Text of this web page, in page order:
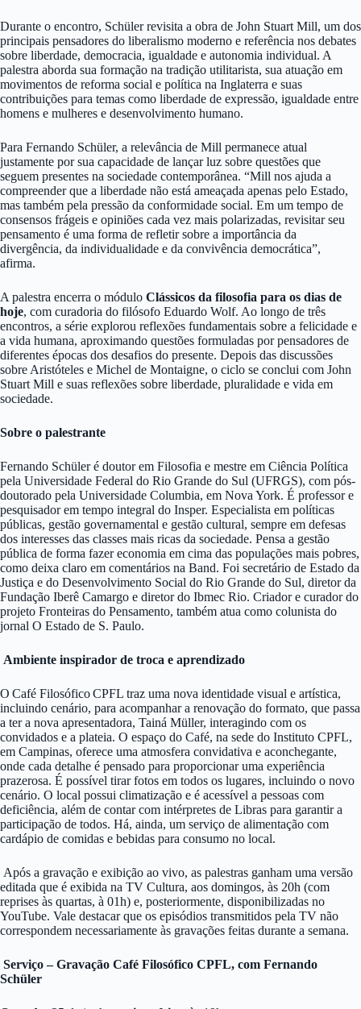
Durante o encontro, Schüler revisita a obra de John Stuart Mill, um dos
principais pensadores do liberalismo moderno e referência nos debates
sobre liberdade, democracia, igualdade e autonomia individual. A
palestra aborda sua formação na tradição utilitarista, sua atuação em
movimentos de reforma social e política na Inglaterra e suas
contribuições para temas como liberdade de expressão, igualdade entre
homens e mulheres e desenvolvimento humano.
Para Fernando Schüler, a relevância de Mill permanece atual
justamente por sua capacidade de lançar luz sobre questões que
seguem presentes na sociedade contemporânea. “Mill nos ajuda a
compreender que a liberdade não está ameaçada apenas pelo Estado,
mas também pela pressão da conformidade social. Em um tempo de
consensos frágeis e opiniões cada vez mais polarizadas, revisitar seu
pensamento é uma forma de refletir sobre a importância da
divergência, da individualidade e da convivência democrática”,
afirma.
A palestra encerra o módulo Clássicos da filosofia para os dias de
hoje, com curadoria do filósofo Eduardo Wolf. Ao longo de três
encontros, a série explorou reflexões fundamentais sobre a felicidade e
a vida humana, aproximando questões formuladas por pensadores de
diferentes épocas dos desafios do presente. Depois das discussões
sobre Aristóteles e Michel de Montaigne, o ciclo se conclui com John
Stuart Mill e suas reflexões sobre liberdade, pluralidade e vida em
sociedade.
Sobre o palestrante
Fernando Schüler é doutor em Filosofia e mestre em Ciência Política
pela Universidade Federal do Rio Grande do Sul (UFRGS), com pós-
doutorado pela Universidade Columbia, em Nova York. É professor e
pesquisador em tempo integral do Insper. Especialista em políticas
públicas, gestão governamental e gestão cultural, sempre em defesas
dos interesses das classes mais ricas da sociedade. Pensa a gestão
pública de forma fazer economia em cima das populações mais pobres,
como deixa claro em comentários na Band. Foi secretário de Estado da
Justiça e do Desenvolvimento Social do Rio Grande do Sul, diretor da
Fundação Iberê Camargo e diretor do Ibmec Rio. Criador e curador do
projeto Fronteiras do Pensamento, também atua como colunista do
jornal O Estado de S. Paulo.
Ambiente inspirador de troca e aprendizado
O Café Filosófico CPFL traz uma nova identidade visual e artística,
incluindo cenário, para acompanhar a renovação do formato, que passa
a ter a nova apresentadora, Tainá Müller, interagindo com os
convidados e a plateia. O espaço do Café, na sede do Instituto CPFL,
em Campinas, oferece uma atmosfera convidativa e aconchegante,
onde cada detalhe é pensado para proporcionar uma experiência
prazerosa. É possível tirar fotos em todos os lugares, incluindo o novo
cenário. O local possui climatização e é acessível a pessoas com
deficiência, além de contar com intérpretes de Libras para garantir a
participação de todos. Há, ainda, um serviço de alimentação com
cardápio de comidas e bebidas para consumo no local.
Após a gravação e exibição ao vivo, as palestras ganham uma versão
editada que é exibida na TV Cultura, aos domingos, às 20h (com
reprises às quartas, à 01h) e, posteriormente, disponibilizadas no
YouTube. Vale destacar que os episódios transmitidos pela TV não
correspondem necessariamente às gravações feitas durante a semana.
Serviço – Gravação Café Filosófico CPFL, com Fernando
Schüler